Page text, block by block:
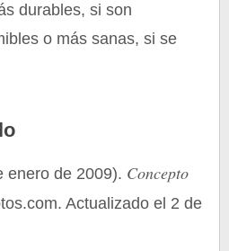
durables, si son
o más sanas, si se
enero de 2009). Concepto
Actualizado el 2 de